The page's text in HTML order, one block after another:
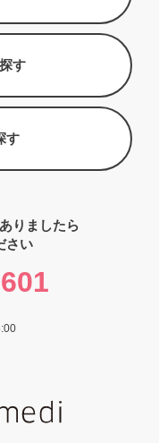
す
す
りましたら
さい